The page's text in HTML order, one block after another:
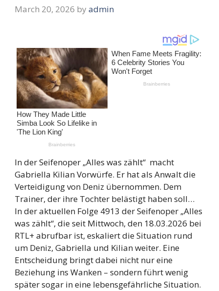
March 20, 2026 by admin
In der Seifenoper „Alles was zählt“ macht
Gabriella Kilian Vorwürfe. Er hat als Anwalt die
Verteidigung von Deniz übernommen. Dem
Trainer, der ihre Tochter belästigt haben soll…
In der aktuellen Folge 4913 der Seifenoper „Alles
was zählt“, die seit Mittwoch, den 18.03.2026 bei
RTL+ abrufbar ist, eskaliert die Situation rund
um Deniz, Gabriella und Kilian weiter. Eine
Entscheidung bringt dabei nicht nur eine
Beziehung ins Wanken – sondern führt wenig
später sogar in eine lebensgefährliche Situation.